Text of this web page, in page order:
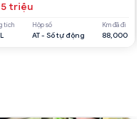
triệu
tích Hộp số
AT - Số tự động
Km đã đi
88,000